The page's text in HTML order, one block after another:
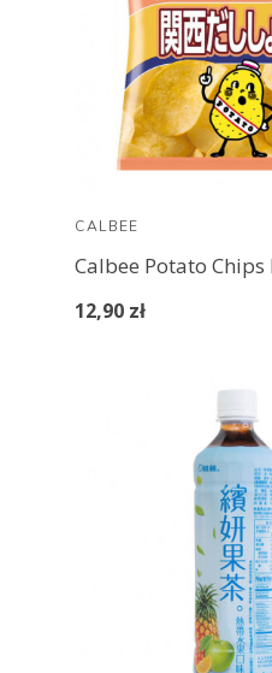
CALBEE
12,90 zł